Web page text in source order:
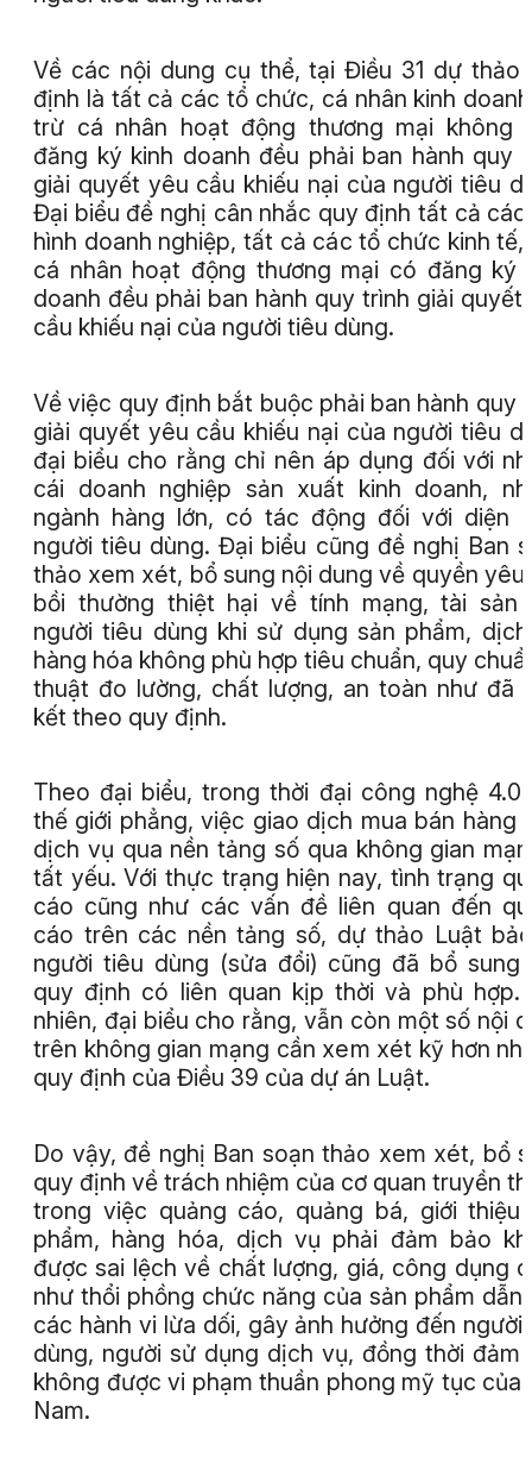
Về các nội dung cụ thể, tại Điều 31 dự thảo
định là tất cả các tổ chức, cá nhân kinh
trừ cá nhân hoạt động thương mại không
đăng ký kinh doanh đều phải ban hành quy
giải quyết yêu cầu khiếu nại của người tiêu
Đại biểu đề nghị cân nhắc quy định tất cả các
hình doanh nghiệp, tất cả các tổ chức kinh tế,
cá nhân hoạt động thương mại có đăng ký
doanh đều phải ban hành quy trình giải quyết
cầu khiếu nại của người tiêu dùng.
Về việc quy định bắt buộc phải ban hành quy
giải quyết yêu cầu khiếu nại của người tiêu
đại biểu cho rằng chỉ nên áp dụng đối với
cái doanh nghiệp sản xuất kinh doanh,
ngành hàng lớn, có tác động đối với diện
người tiêu dùng. Đại biểu cũng đề nghị Ban
thảo xem xét, bổ sung nội dung về quyền yêu
bồi thường thiệt hại về tính mạng, tài sản
người tiêu dùng khi sử dụng sản phẩm,
hàng hóa không phù hợp tiêu chuẩn, quy
thuật đo lường, chất lượng, an toàn như đã
kết theo quy định.
Theo đại biểu, trong thời đại công nghệ 4.0
thế giới phẳng, việc giao dịch mua bán hàng
dịch vụ qua nền tảng số qua không gian
tất yếu. Với thực trạng hiện nay, tình trạng
cáo cũng như các vấn đề liên quan đến
cáo trên các nền tảng số, dự thảo Luật
người tiêu dùng (sửa đổi) cũng đã bổ sung
quy định có liên quan kịp thời và phù hợp.
nhiên, đại biểu cho rằng, vẫn còn một số nội
trên không gian mạng cần xem xét kỹ hơn
quy định của Điều 39 của dự án Luật.
Do vậy, đề nghị Ban soạn thảo xem xét, bổ
quy định về trách nhiệm của cơ quan truyền
trong việc quảng cáo, quảng bá, giới thiệu
phẩm, hàng hóa, dịch vụ phải đảm bảo
được sai lệch về chất lượng, giá, công dụng
như thổi phồng chức năng của sản phẩm dẫn
các hành vi lừa dối, gây ảnh hưởng đến người
dùng, người sử dụng dịch vụ, đồng thời đảm
không được vi phạm thuần phong mỹ tục của
Nam.